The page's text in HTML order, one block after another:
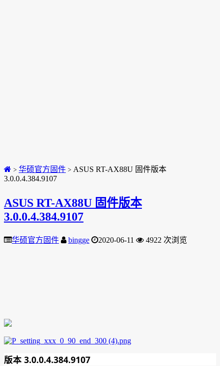
> 华硕官方固件 > ASUS RT-AX88U 固件版本
3.0.0.4.384.9107
ASUS RT-AX88U 固件版本
3.0.0.4.384.9107
华硕官方固件 bingge 2020-06-11 4922 次浏览
版本 3.0.0.4.384.9107